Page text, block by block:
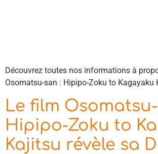
Découvrez toutes nos informations à
Osomatsu-san : Hipipo-Zoku to Kagayaku
Le film
Hipipo-Zoku to
Kajitsu révèle sa